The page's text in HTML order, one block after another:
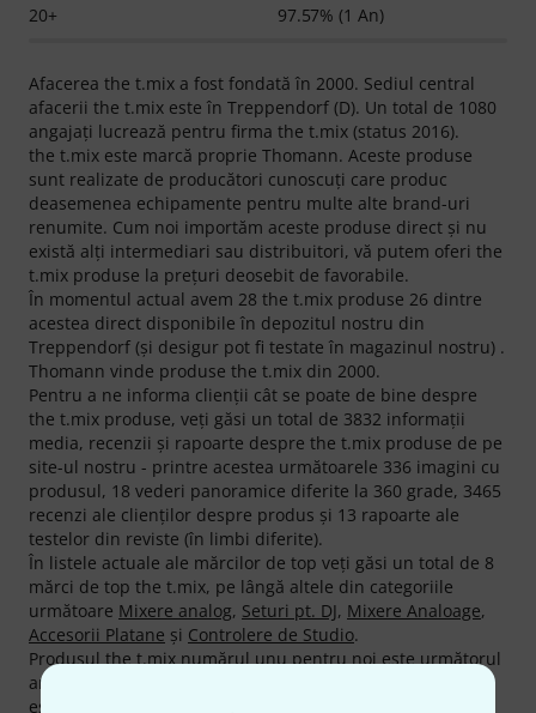
20+ 97.57% (1 An)
Afacerea the t.mix a fost fondată în 2000. Sediul central
afacerii the t.mix este în Treppendorf (D). Un total de 1080
angajaţi lucrează pentru firma the t.mix (status 2016).
the t.mix este marcă proprie Thomann. Aceste produse
sunt realizate de producători cunoscuţi care produc
deasemenea echipamente pentru multe alte brand-uri
renumite. Cum noi importăm aceste produse direct şi nu
există alţi intermediari sau distribuitori, vă putem oferi the
t.mix produse la preţuri deosebit de favorabile.
În momentul actual avem 28 the t.mix produse 26 dintre
acestea direct disponibile în depozitul nostru din
Treppendorf (şi desigur pot fi testate în magazinul nostru) .
Thomann vinde produse the t.mix din 2000.
Pentru a ne informa clienţii cât se poate de bine despre
the t.mix produse, veţi găsi un total de 3832 informaţii
media, recenzii şi rapoarte despre the t.mix produse de pe
site-ul nostru - printre acestea următoarele 336 imagini cu
produsul, 18 vederi panoramice diferite la 360 grade, 3465
recenzi ale clienţilor despre produs şi 13 rapoarte ale
testelor din reviste (în limbi diferite).
În listele actuale ale mărcilor de top veţi găsi un total de 8
mărci de top the t.mix, pe lângă altele din categoriile
următoare Mixere analog, Seturi pt. DJ, Mixere Analoage,
Accesorii Platane şi Controlere de Studio.
Produsul the t.mix numărul unu pentru noi este următorul
articol
este următorul articol